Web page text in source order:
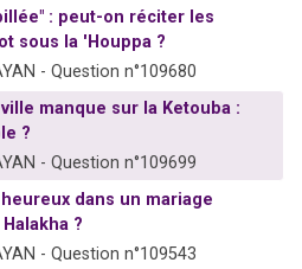
viennent de faire un don pour 1 Journée de Vacances Pour les Enfants
4 personnes viennent de nous rejoindre sur WhatsApp
49 places pour étudier en groupe sur Zoom
: peut-on réciter les
sous la 'Houppa ?
- Question n°109680
manque sur la Ketouba :
?
- Question n°109699
dans un mariage
?
- Question n°109543